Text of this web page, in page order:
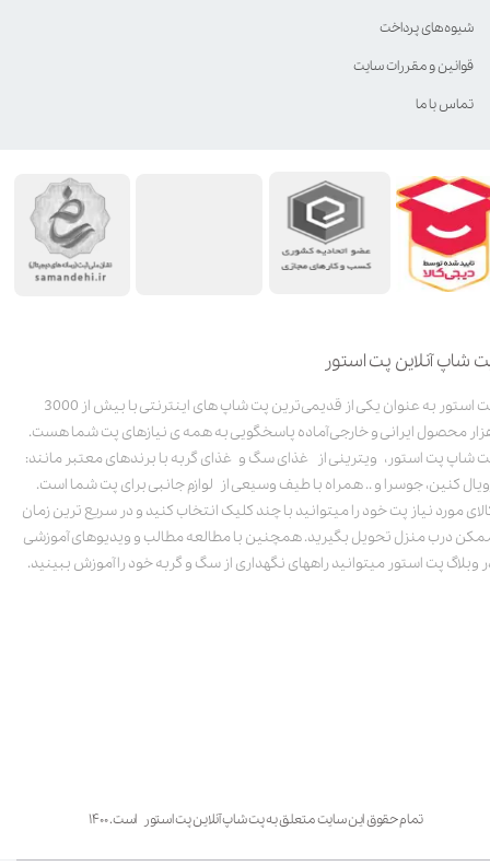
شاپ آنلاین پت استور
پت استور به عنوان یکی از قدیمی‌ترین پت شاپ های اینترنتی با بیش از 3000
محصول ایرانی و خارجی آماده پاسخگویی به همه ی نیازهای پت شما هست.
شاپ پت استور، ویترینی از غذای سگ و غذای گربه با برندهای معتبر مانند:
کنین، جوسرا و .. همراه با طیف وسیعی از لوازم جانبی برای پت شما است.
مورد نیاز پت خود را میتوانید با چند کلیک انتخاب کنید و در سریع ترین زمان
درب منزل تحویل بگیرید. همچنین با مطالعه مطالب و ویدیوهای آموزشی
وبلاگ پت استور میتوانید راههای نگهداری از سگ و گربه خود را آموزش ببینید.
تمام حقوق این سایت متعلق به پت شاپ آنلاین پت استور است. ۱۴۰۰
شیوه‌های پرداخت
قوانین و مقررات سایت
تماس با ما